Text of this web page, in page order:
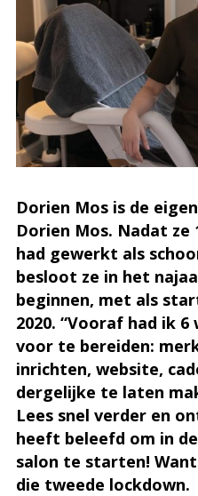
Dorien Mos is de
Dorien Mos. Nadat ze
had gewerkt als
besloot ze in het
beginnen, met als
2020. “Vooraf had ik 6
voor te bereiden:
inrichten, website,
dergelijke te laten
Lees snel verder en
heeft beleefd om in
salon te starten!
die tweede lockdown.